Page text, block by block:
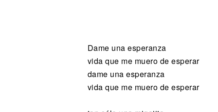
Dame una esperanza
vida que me muero de esperar
dame una esperanza
vida que me muero de esperar